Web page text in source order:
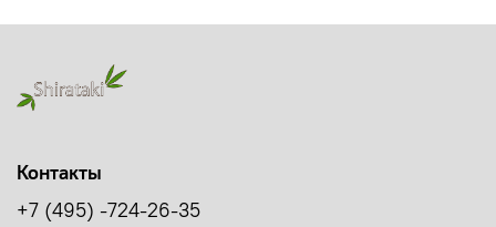
Контакты
+7 (495) -724-26-35